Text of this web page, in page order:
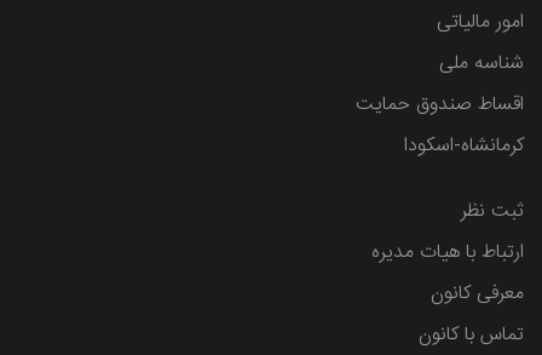
امور مالیاتی
شناسه ملی
اقساط صندوق حمایت
کرمانشاه-اسکودا
ثبت نظر
ارتباط با هیات مدیره
معرفی کانون
تماس با کانون